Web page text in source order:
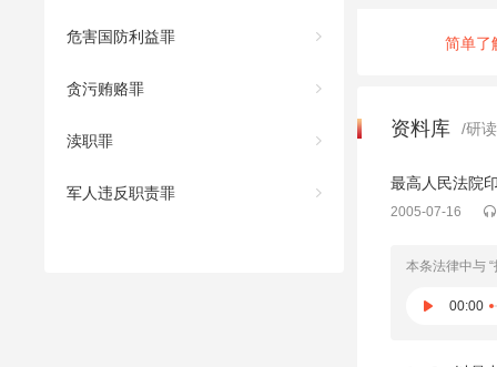
危害国防利益罪
贪污贿赂罪
渎职罪
军人违反职责罪
简单了
资料库 /研
最高人民法院
2005-07-16
本条法律中与
00:00